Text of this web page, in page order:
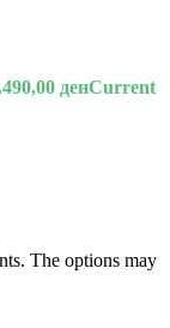
490,00 денCurrent
The options may